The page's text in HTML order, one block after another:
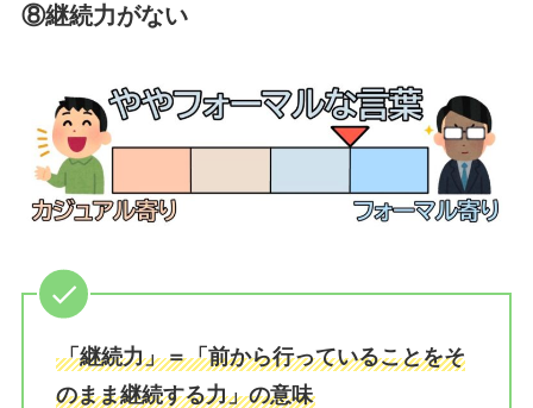
⑧継続力がない
「継続力」＝「前から行っていることをそ
のまま継続する力」の意味